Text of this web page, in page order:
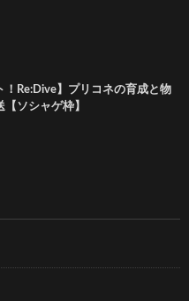
！Re:Dive】プリコネの育成と物
ソシャゲ枠】